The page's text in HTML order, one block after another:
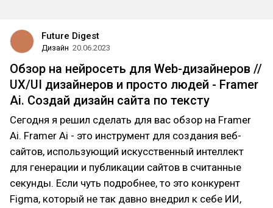
Future Digest
Дизайн 20.06.2023
Обзор на нейросеть для Web-дизайнеров //
UX/UI дизайнеров и просто людей - Framer
Ai. Создай дизайн сайта по тексту
Сегодня я решил сделать для вас обзор на Framer
Ai. Framer Ai - это инструмент для создания веб-
сайтов, использующий искусственный интеллект
для генерации и публикации сайтов в считанные
секунды. Если чуть подробнее, то это конкурент
Figma, который не так давно внедрил к себе ИИ,